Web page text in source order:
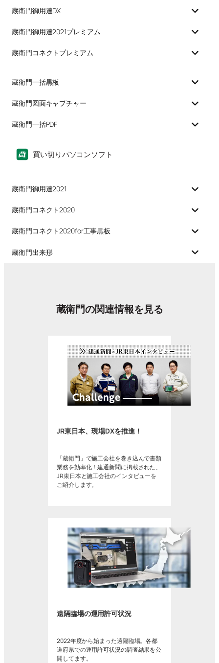
蔵衛門御用達DX
蔵衛門御用達2021プレミアム
蔵衛門コネクトプレミアム
蔵衛門一括黒板
蔵衛門図面キャプチャー
蔵衛門一括PDF
買い切りパソコンソフト
蔵衛門御用達2021
蔵衛門コネクト2020
蔵衛門コネクト2020for工事黒板
蔵衛門出来形
蔵衛門の関連情報を見る
JR東日本、現場DXを推進！
「蔵衛門」で施工会社を巻き込んで書類
業務を効率化！建通新聞に掲載された、
JR東日本と施工会社のインタビューを
ご紹介します。
遠隔臨場の運用許可状況
2022年度から始まった遠隔臨場。各都
道府県での運用許可状況の調査結果を公
開してます。